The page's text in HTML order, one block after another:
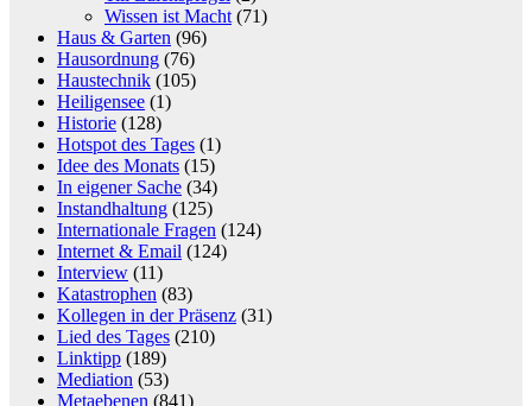
Wissen ist Macht (71)
Haus & Garten (96)
Hausordnung (76)
Haustechnik (105)
Heiligensee (1)
Historie (128)
Hotspot des Tages (1)
Idee des Monats (15)
In eigener Sache (34)
Instandhaltung (125)
Internationale Fragen (124)
Internet & Email (124)
Interview (11)
Katastrophen (83)
Kollegen in der Präsenz (31)
Lied des Tages (210)
Linktipp (189)
Mediation (53)
Metaebenen (841)